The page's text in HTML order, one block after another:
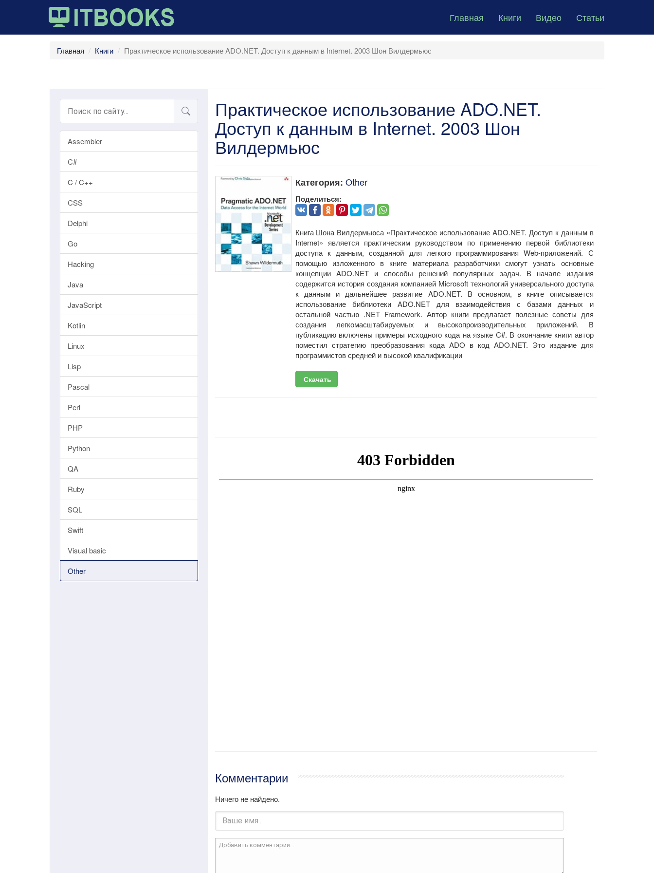
Главная Книги Видео Статьи
Главная Книги Практическое использование ADO.NET. Доступ к данным в Internet. 2003 Шон Вилдермьюс
Assembler
C#
C / C++
CSS
Delphi
Go
Hacking
Java
JavaScript
Kotlin
Linux
Lisp
Pascal
Perl
PHP
Python
QA
Ruby
SQL
Swift
Visual basic
Other
Практическое использование ADO.NET.
Доступ к данным в Internet. 2003 Шон
Вилдермьюс
Категория: Other
Поделиться:
Книга Шона Вилдермьюса «Практическое использование ADO.NET. Доступ к данным в
Internet» является практическим руководством по применению первой библиотеки
доступа к данным, созданной для легкого программирования Web-приложений. С
помощью изложенного в книге материала разработчики смогут узнать основные
концепции ADO.NET и способы решений популярных задач. В начале издания
содержится история создания компанией Microsoft технологий универсального доступа
к данным и дальнейшее развитие ADO.NET. В основном, в книге описывается
использование библиотеки ADO.NET для взаимодействия с базами данных и
остальной частью .NET Framework. Автор книги предлагает полезные советы для
создания легкомасштабируемых и высокопроизводительных приложений. В
публикацию включены примеры исходного кода на языке C#. В окончание книги автор
поместил стратегию преобразования кода ADO в код ADO.NET. Это издание для
программистов средней и высокой квалификации
Скачать
Комментарии
Ничего не найдено.